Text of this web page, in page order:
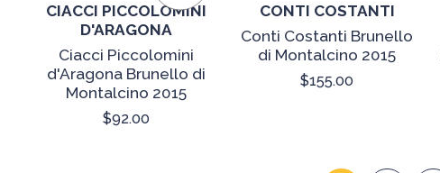
CIACCI PICCOLOMINI
D'ARAGONA
Ciacci Piccolomini
d'Aragona Brunello di
Montalcino 2015
$92.00
CONTI COSTANTI
Conti Costanti Brunello
di Montalcino 2015
$155.00